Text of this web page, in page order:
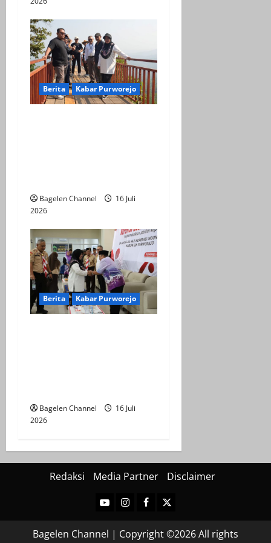
Berita Kabar Purworejo
Bagelen Channel
16 Juli
2026
Berita Kabar Purworejo
Bagelen Channel
16 Juli
2026
Redaksi Media Partner Disclaimer
YoutubeInstagram
Facebook
Twitter
Bagelen Channel | Copyright ©2026 All rights